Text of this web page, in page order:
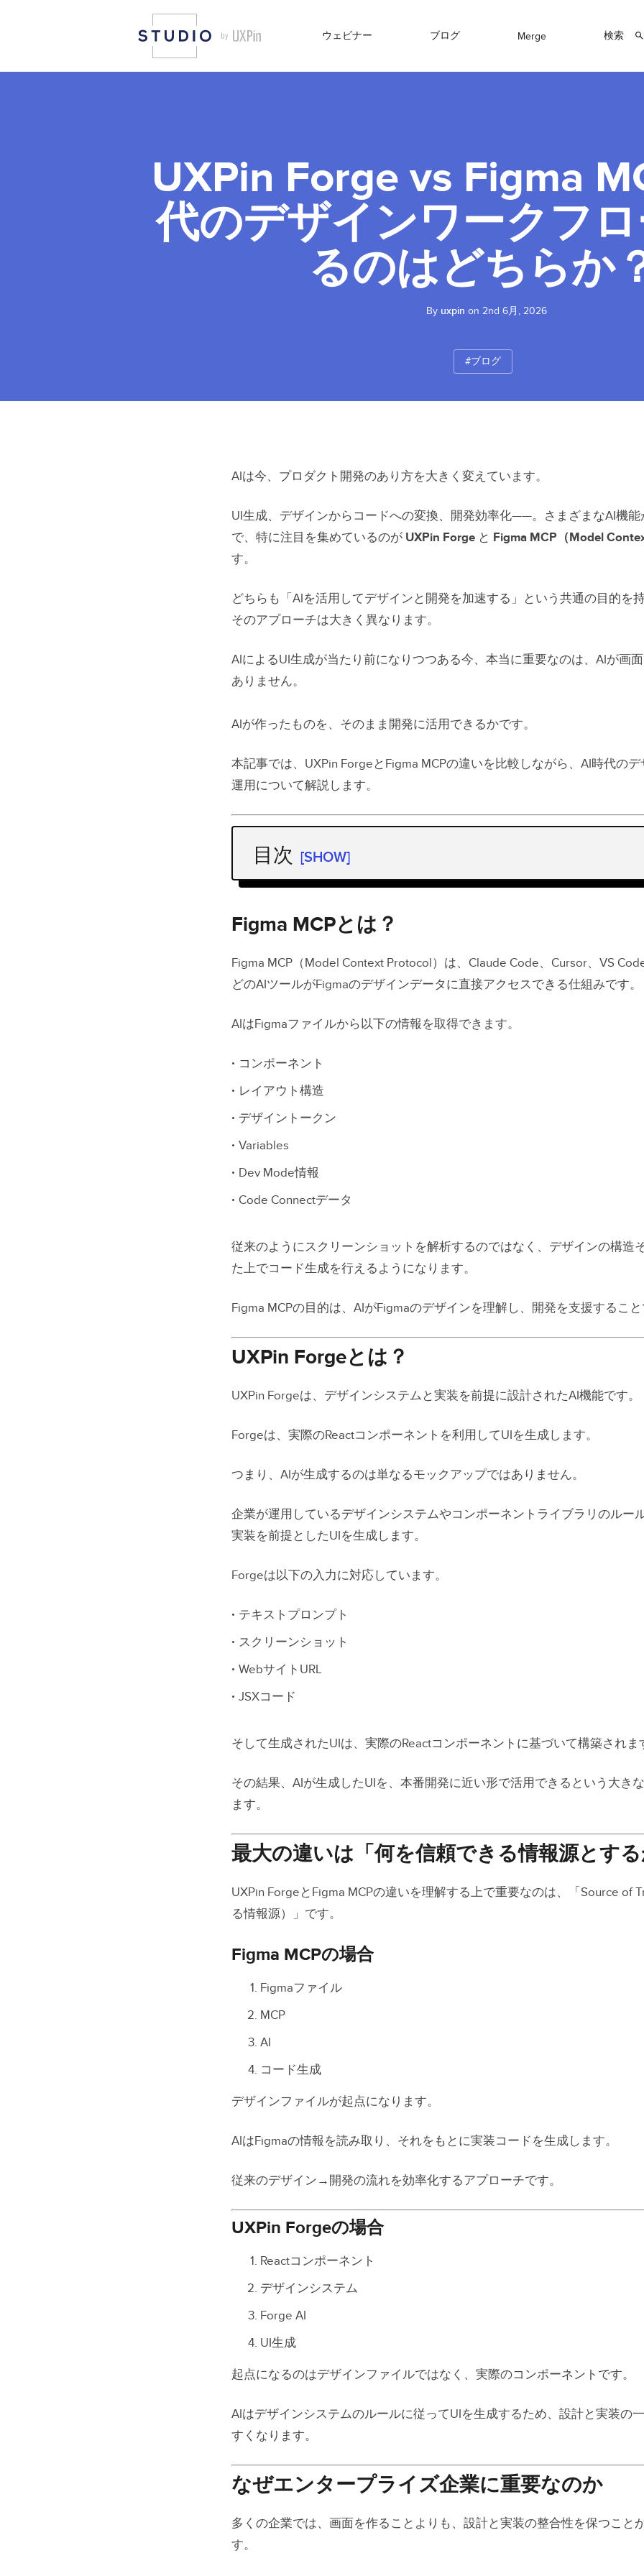
ウェビナー ブログ Merge 検索
UXPin Forge vs Figma
代のデザインワークフ
るのはどちらか
By uxpin on 2nd 6月, 2026
#ブログ
AIは今、プロダクト開発のあり方を大きく変えています。
UI生成、デザインからコードへの変換、開発効率化——。さまざまなAI機能
で、特に注目を集めているのが UXPin Forge と Figma MCP（Model
す。
どちらも「AIを活用してデザインと開発を加速する」という共通の目的を
そのアプローチは大きく異なります。
AIによるUI生成が当たり前になりつつある今、本当に重要なのは、AIが画
ありません。
AIが作ったものを、そのまま開発に活用できるかです。
本記事では、UXPin ForgeとFigma MCPの違いを比較しながら、AI時代の
運用について解説します。
目次 [SHOW]
Figma MCPとは？
UXPin Forgeとは？
AI時代に最も大きな問題は「デザインシステムを無視するこ
UXPin ForgeとFigma MCPの比較
UXPin Forgeが向いている企業
AI時代に求められるのは「画面生成」ではなく「実装可能性
Figma MCPとは？
Figma MCP（Model Context Protocol）は、Claude Code、Cursor、VS
どのAIツールがFigmaのデザインデータに直接アクセスできる仕組みです。
AIはFigmaファイルから以下の情報を取得できます。
コンポーネント
レイアウト構造
デザイントークン
Variables
Dev Mode情報
Code Connectデータ
従来のようにスクリーンショットを解析するのではなく、デザインの構造
た上でコード生成を行えるようになります。
Figma MCPの目的は、AIがFigmaのデザインを理解し、開発を支援すること
UXPin Forgeとは？
UXPin Forgeは、デザインシステムと実装を前提に設計されたAI機能です。
Forgeは、実際のReactコンポーネントを利用してUIを生成します。
つまり、AIが生成するのは単なるモックアップではありません。
企業が運用しているデザインシステムやコンポーネントライブラリのルー
実装を前提としたUIを生成します。
Forgeは以下の入力に対応しています。
テキストプロンプト
スクリーンショット
WebサイトURL
JSXコード
そして生成されたUIは、実際のReactコンポーネントに基づいて構築されま
その結果、AIが生成したUIを、本番開発に近い形で活用できるという大き
ます。
最大の違いは「何を信頼できる情報源とする
UXPin ForgeとFigma MCPの違いを理解する上で重要なのは、「Source of
る情報源）」です。
Figma MCPの場合
Figmaファイル
MCP
AI
コード生成
デザインファイルが起点になります。
AIはFigmaの情報を読み取り、それをもとに実装コードを生成します。
従来のデザイン→開発の流れを効率化するアプローチです。
UXPin Forgeの場合
Reactコンポーネント
デザインシステム
Forge AI
UI生成
起点になるのはデザインファイルではなく、実際のコンポーネントです。
AIはデザインシステムのルールに従ってUIを生成するため、設計と実装の
すくなります。
なぜエンタープライズ企業に重要なのか
多くの企業では、画面を作ることよりも、設計と実装の整合性を保つこと
す。